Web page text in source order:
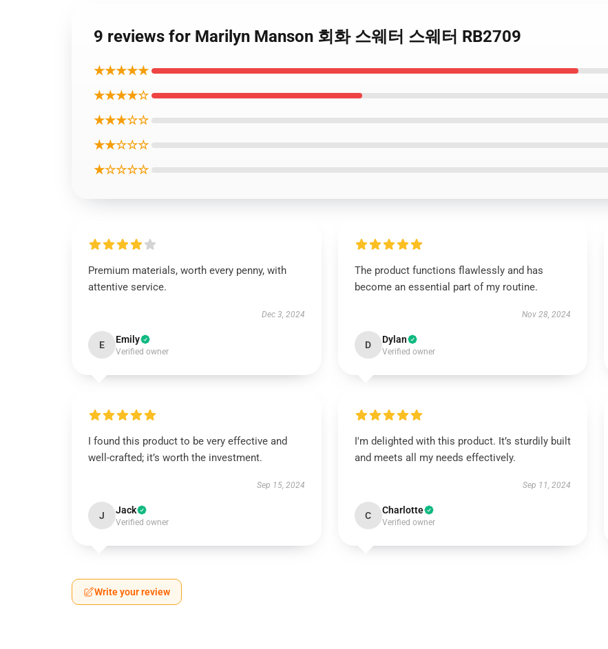
9 reviews for Marilyn Manson 회화 스웨터 스웨터 RB2709
★★★★★
★★★★☆
★★★☆☆
★★☆☆☆
★☆☆☆☆
Premium materials, worth every penny, with
attentive service.
Dec 3, 2024
E Emily
Verified owner
The product functions flawlessly and has
become an essential part of my routine.
Nov 28, 2024
D Dylan
Verified owner
I found this product to be very effective and
well-crafted; it’s worth the investment.
Sep 15, 2024
J Jack
Verified owner
I'm delighted with this product. It’s sturdily built
and meets all my needs effectively.
Sep 11, 2024
C Charlotte
Verified owner
Write your review